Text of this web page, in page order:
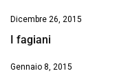
Dicembre 26, 2015
I fagiani
Gennaio 8, 2015